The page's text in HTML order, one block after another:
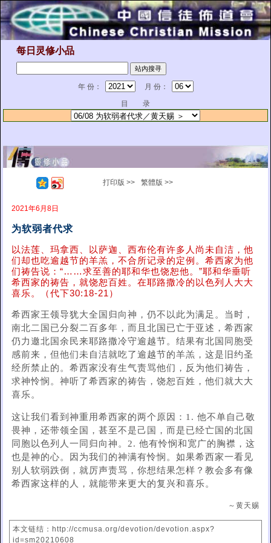
每日灵修小品
年 份：
月 份：
目 录
打印版 >> 繁體版 >>
2021年6月8日
为软弱者代求
以法莲、玛拿西、以萨迦、西布伦有许多人尚未自洁，他
们却也吃逾越节的羊羔，不合所记录的定例。希西家为他
们祷告说：“……求至善的耶和华也饶恕他。”耶和华垂听
希西家的祷告，就饶恕百姓。在耶路撒冷的以色列人大大
喜乐。（代下30:18-21）
希西家王领导犹大全国归向神，仍不以此为满足。当时，
南北二国已分裂二百多年，而且北国已亡于亚述，希西家
仍力邀北国余民来耶路撒冷守逾越节。结果有北国同胞受
感前来，但他们未自洁就吃了逾越节的羊羔，这是旧约圣
经所禁止的。希西家没有生气责骂他们，反为他们祷告，
求神怜悯。神听了希西家的祷告，饶恕百姓，他们就大大
喜乐。
这让我们看到神重用希西家的两个原因：1. 他不单自己敬
畏神，还带领全国，甚至不是己国，而是已经亡国的北国
同胞以色列人一同归向神。2. 他有怜悯和宽广的胸襟，这
也是神的心。因为我们的神满有怜悯。如果希西家一看见
别人软弱跌倒，就厉声责骂，你想结果怎样？教会多有像
希西家这样的人，就能带来更大的复兴和喜乐。
～黄天赐
本文链结：http://ccmusa.org/devotion/devotion.aspx?
id=sm20210608